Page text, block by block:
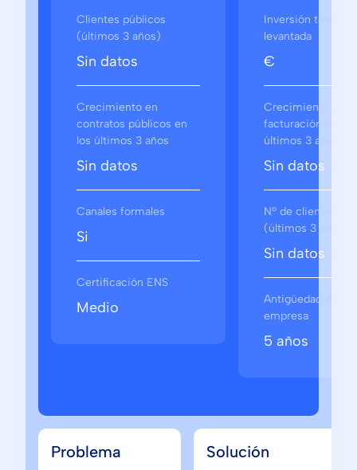
Clientes públicos
(últimos 3 años)
Sin datos
Crecimiento en
contratos públicos en
los últimos 3 años
Sin datos
Canales formales
Si
Certificación ENS
Medio
Inversión total
levantada
€
Crecimiento en
facturación en los
últimos 3 años
Sin datos
Nº de clientes
(últimos 3 años)
Sin datos
Antigüedad de la
empresa
5 años
Problema Solución